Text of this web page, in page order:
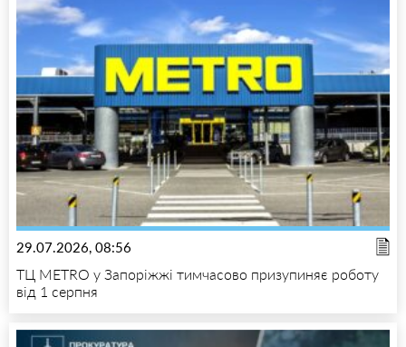
29.07.2026, 08:56
ТЦ METRO у Запоріжжі тимчасово призупиняє роботу
від 1 серпня